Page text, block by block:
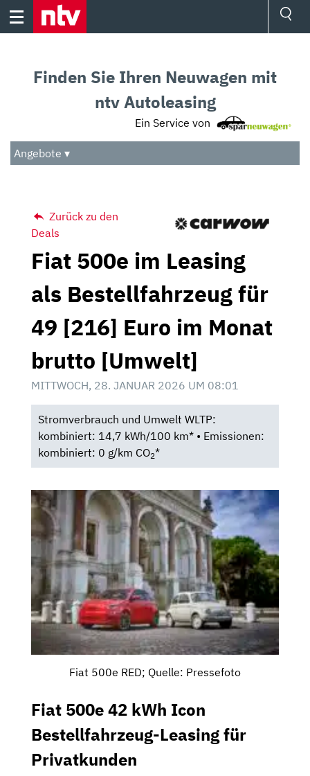
Skip
Audio
Das Beste
Finden Sie Ihren Neuwagen mit
ntv Autoleasing
Ein Service von
Angebote ▾
Zurück zu den
Deals
Fiat 500e im Leasing
als Bestellfahrzeug für
49 [216] Euro im Monat
brutto [Umwelt]
MITTWOCH, 28. JANUAR 2026 UM 08:01
Stromverbrauch und Umwelt WLTP:
kombiniert: 14,7 kWh/100 km* • Emissionen:
kombiniert: 0 g/km CO2*
Fiat 500e RED; Quelle: Pressefoto
Fiat 500e 42 kWh Icon
Bestellfahrzeug-Leasing für
Privatkunden